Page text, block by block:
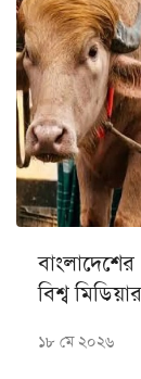
বিশ্ব মিডিয়ার
১৮ মে ২০২৬